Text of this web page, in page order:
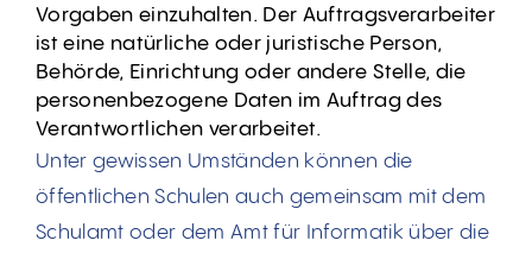
Vorgaben einzuhalten. Der Auftragsverarbeiter
ist eine natürliche oder juristische Person,
Behörde, Einrichtung oder andere Stelle, die
personenbezogene Daten im Auftrag des
Verantwortlichen verarbeitet.
Unter gewissen Umständen können die
öffentlichen Schulen auch gemeinsam mit dem
Schulamt oder dem Amt für Informatik über die